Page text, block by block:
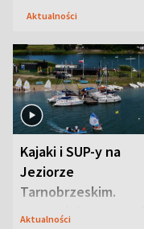
Aktualności
Kajaki i SUP-y na
Jeziorze
Tarnobrzeskim.
Przyrodnicy zwracają
Aktualności